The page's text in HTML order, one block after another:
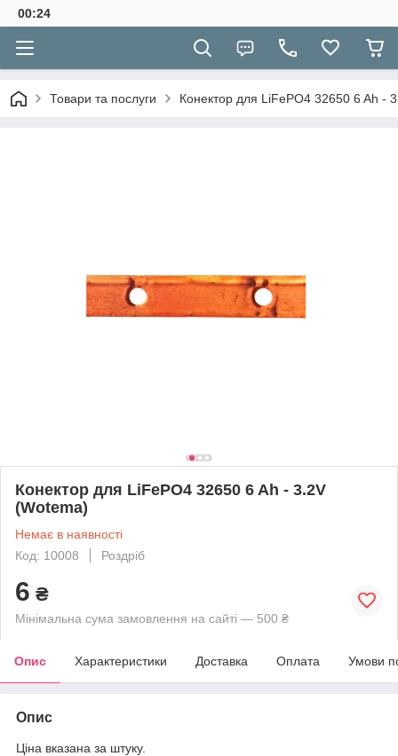
00:24
Товари та послуги Конектор для LiFePO4 32650 6 Ah -
Конектор для LiFePO4 32650 6 Ah - 3.2V
(Wotema)
Немає в наявності
Код: 10008
Роздріб
6 ₴
Мінімальна сума замовлення на сайті — 500 ₴
Опис Характеристики Доставка Оплата Умови
Опис
Ціна вказана за штуку.